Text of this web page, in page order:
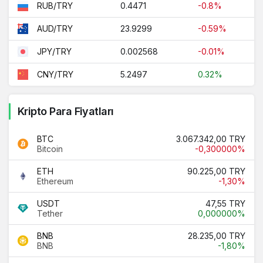
RUB/TRY 0.4471 -0.8%
AUD/TRY 23.9299 -0.59%
JPY/TRY 0.002568 -0.01%
CNY/TRY 5.2497 0.32%
Kripto Para Fiyatları
BTC
Bitcoin
3.067.342,00 TRY
-0,300000%
ETH
Ethereum
90.225,00 TRY
-1,30%
USDT
Tether
47,55 TRY
0,000000%
BNB
BNB
28.235,00 TRY
-1,80%